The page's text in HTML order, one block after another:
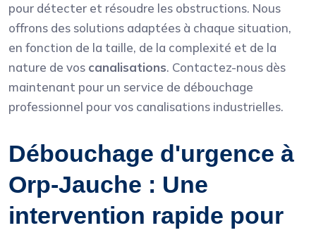
pour détecter et résoudre les obstructions. Nous
offrons des solutions adaptées à chaque situation,
en fonction de la taille, de la complexité et de la
nature de vos canalisations. Contactez-nous dès
maintenant pour un service de débouchage
professionnel pour vos canalisations industrielles.
Débouchage d'urgence à
Orp-Jauche : Une
intervention rapide pour